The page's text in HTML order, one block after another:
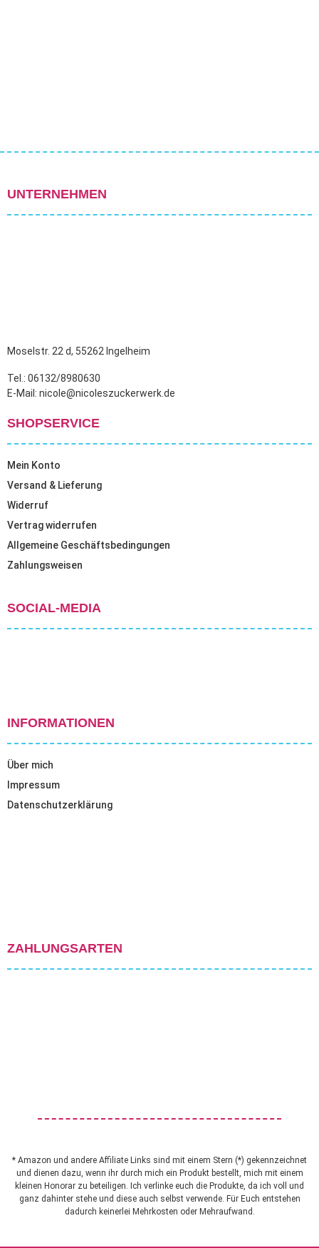
UNTERNEHMEN
Moselstr. 22 d, 55262 Ingelheim
Tel.: 06132/8980630
E-Mail: nicole@nicoleszuckerwerk.de
SHOPSERVICE
Mein Konto
Versand & Lieferung
Widerruf
Vertrag widerrufen
Allgemeine Geschäftsbedingungen
Zahlungsweisen
SOCIAL-MEDIA
INFORMATIONEN
Über mich
Impressum
Datenschutzerklärung
ZAHLUNGSARTEN
* Amazon und andere Affiliate Links sind mit einem Stern (*) gekennzeichnet
und dienen dazu, wenn ihr durch mich ein Produkt bestellt, mich mit einem
kleinen Honorar zu beteiligen. Ich verlinke euch die Produkte, da ich voll und
ganz dahinter stehe und diese auch selbst verwende. Für Euch entstehen
dadurch keinerlei Mehrkosten oder Mehraufwand.